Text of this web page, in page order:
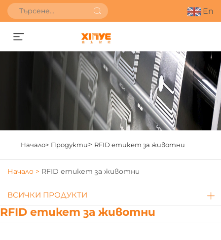
En
Получете оферта
Начало> Продукти> RFID етикет за животни
Начало > RFID етикет за животни
ВСИЧКИ ПРОДУКТИ
RFID етикет за животни